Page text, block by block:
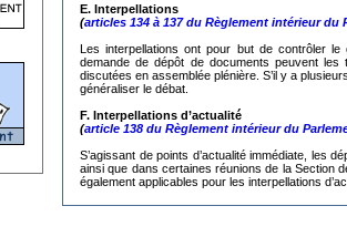
Ε. Interpellations
(articles 134 à 137 du Règlement intérieur du
Les interpellations ont pour but de contrôler
demande de dépôt de documents peuvent les
discutées en assemblée plénière. S’il y a
généraliser le débat.
F. Interpellations d’actualité
(article 138 du Règlement intérieur du
S’agissant depoints d’actualité immédiate, les
ainsi que dans certaines réunions de la Section
également applicables pour les interpellations